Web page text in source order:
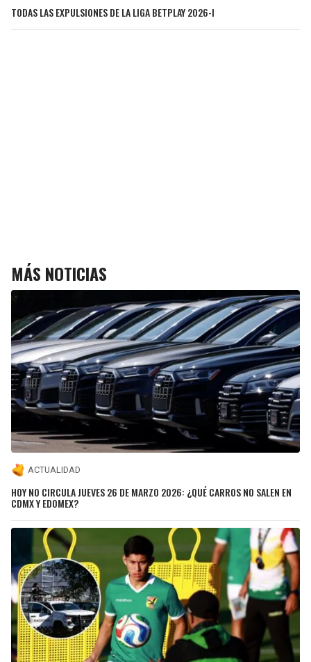
TODAS LAS EXPULSIONES DE LA LIGA BETPLAY 2026-I
MÁS NOTICIAS
ACTUALIDAD
HOY NO CIRCULA JUEVES 26 DE MARZO 2026: ¿QUÉ CARROS NO SALEN EN
CDMX Y EDOMEX?